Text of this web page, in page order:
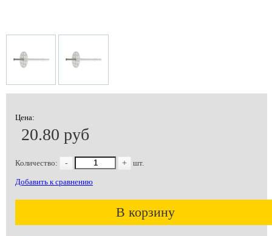
Цена:
20.80 руб
Количество: - + шт.
Добавить к сравнению
В корзину